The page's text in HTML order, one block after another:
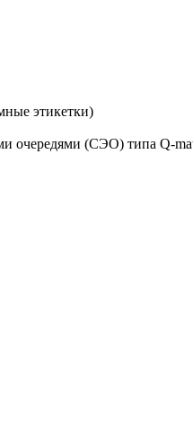
этикетки)
очередями (СЭО) типа Q-